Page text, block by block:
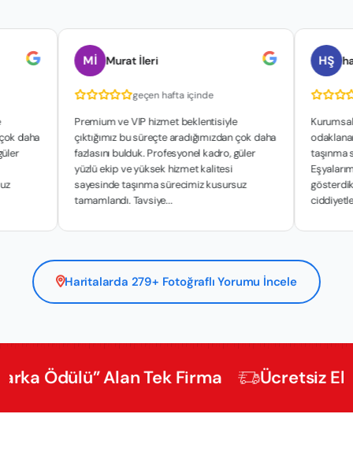
Murat İleri
geçen hafta içinde
Premium ve VIP hizmet beklentisiyle
çıktığımız bu süreçte aradığımızdan çok daha
fazlasını bulduk. Profesyonel kadro, güler
yüzlü ekip ve yüksek hizmet kalitesi
sayesinde taşınma sürecimiz kusursuz
tamamlandı. Tavsiye...
hakan
Kurumsal
odaklanan
taşınma
Eşyalarımızın
gösterdikleri
ciddiyetle y...
Haritalarda 279+ Fotoğraflı Yorumu İncele
Alan Tek Firma Ücretsiz Ekspertiz